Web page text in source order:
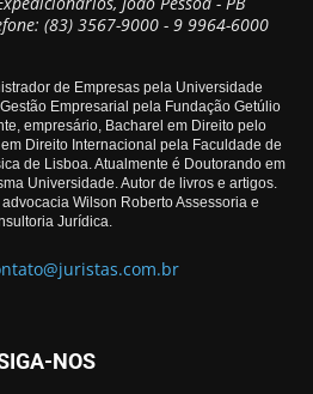
(83) 3567-9000 - 9 9964-6000
de Empresas pela Universidade
Empresarial pela Fundação Getúlio
empresário, Bacharel em Direito pelo
Direito Internacional pela Faculdade de
de Lisboa. Atualmente é Doutorando em
Universidade. Autor de livros e artigos.
Wilson Roberto Assessoria e
Jurídica.
NOS